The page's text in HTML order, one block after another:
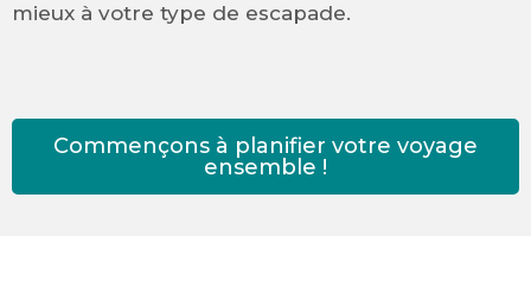
mieux à votre type de escapade.
Commençons à planifier votre voyage
ensemble !